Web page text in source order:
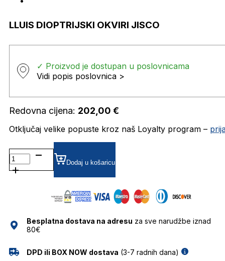
LLUIS DIOPTRIJSKI OKVIRI JISCO
✓ Proizvod je dostupan u poslovnicama
Vidi popis poslovnica >
Redovna cijena: 202,00 €
Otključaj velike popuste kroz naš Loyalty program –
LLUIS DIOPTRIJSKI
OKVIRI
JISCO
Dodaj u košaricu
Besplatna dostava na adresu za sve narudžbe iznad
80€
DPD ili BOX NOW dostava (3-7 radnih dana)